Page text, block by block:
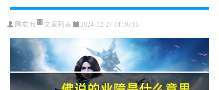
网友:fs 文章列表 2024-12-27 01:36:16